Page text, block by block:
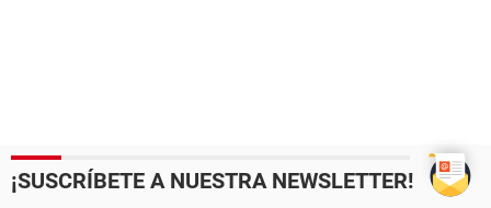
¡SUSCRÍBETE A NUESTRA NEWSLETTER!